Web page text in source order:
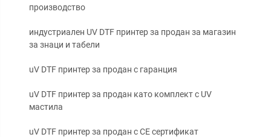
производство
индустриален UV DTF принтер за продан за магазин
за знаци и табели
uV DTF принтер за продан с гаранция
uV DTF принтер за продан като комплект с UV
мастила
uV DTF принтер за продан с CE сертификат